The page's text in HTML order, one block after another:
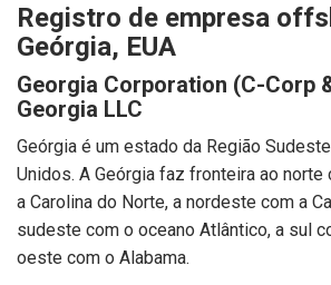
Registro de empresa
Geórgia, EUA
Georgia Corporation (C-Corp
Georgia LLC
Geórgia é um estado da Região
Unidos. A Geórgia faz fronteira ao norte
a Carolina do Norte, a nordeste com a
sudeste com o oceano Atlântico, a sul
oeste com o Alabama.